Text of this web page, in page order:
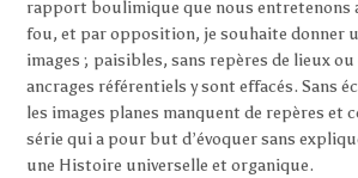
rapport boulimique que nous entretenons
fou, et par opposition, je souhaite donner
images ; paisibles, sans repères de lieux
ancrages référentiels y sont effacés. Sans
les images planes manquent de repères et
série qui a pour but d’évoquer sans
une Histoire universelle et organique.